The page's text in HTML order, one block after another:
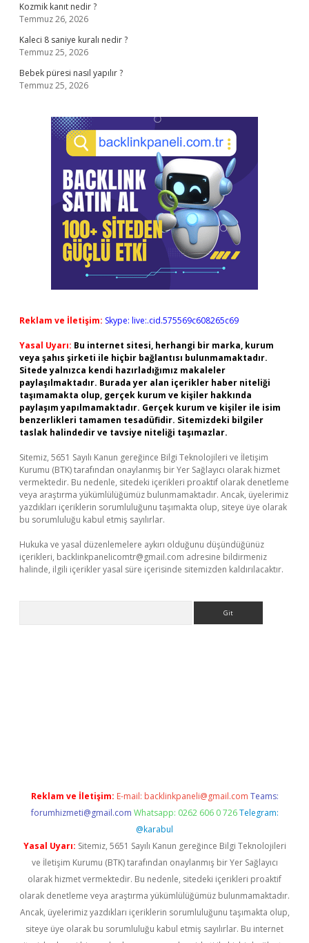
Kozmik kanıt nedir ?
Temmuz 26, 2026
Kaleci 8 saniye kuralı nedir ?
Temmuz 25, 2026
Bebek püresi nasıl yapılır ?
Temmuz 25, 2026
Reklam ve İletişim: Skype: live:.cid.575569c608265c69
Yasal Uyarı: Bu internet sitesi, herhangi bir marka, kurum
veya şahıs şirketi ile hiçbir bağlantısı bulunmamaktadır.
Sitede yalnızca kendi hazırladığımız makaleler
paylaşılmaktadır. Burada yer alan içerikler haber niteliği
taşımamakta olup, gerçek kurum ve kişiler hakkında
paylaşım yapılmamaktadır. Gerçek kurum ve kişiler ile isim
benzerlikleri tamamen tesadüfidir. Sitemizdeki bilgiler
taslak halindedir ve tavsiye niteliği taşımazlar.
Sitemiz, 5651 Sayılı Kanun gereğince Bilgi Teknolojileri ve İletişim
Kurumu (BTK) tarafından onaylanmış bir Yer Sağlayıcı olarak hizmet
vermektedir. Bu nedenle, sitedeki içerikleri proaktif olarak denetleme
veya araştırma yükümlülüğümüz bulunmamaktadır. Ancak, üyelerimiz
yazdıkları içeriklerin sorumluluğunu taşımakta olup, siteye üye olarak
bu sorumluluğu kabul etmiş sayılırlar.
Hukuka ve yasal düzenlemelere aykırı olduğunu düşündüğünüz
içerikleri, backlinkpanelicomtr@gmail.com adresine bildirmeniz
halinde, ilgili içerikler yasal süre içerisinde sitemizden kaldırılacaktır.
Reklam ve İletişim: E-mail: backlinkpaneli@gmail.com Teams:
forumhizmeti@gmail.com Whatsapp: 0262 606 0 726 Telegram:
@karabul
Yasal Uyarı: Sitemiz, 5651 Sayılı Kanun gereğince Bilgi Teknolojileri
ve İletişim Kurumu (BTK) tarafından onaylanmış bir Yer Sağlayıcı
olarak hizmet vermektedir. Bu nedenle, sitedeki içerikleri proaktif
olarak denetleme veya araştırma yükümlülüğümüz bulunmamaktadır.
Ancak, üyelerimiz yazdıkları içeriklerin sorumluluğunu taşımakta olup,
siteye üye olarak bu sorumluluğu kabul etmiş sayılırlar. Bu internet